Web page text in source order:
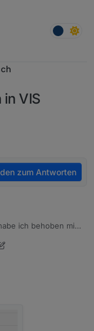
VIS
zum Antworten
ich behoben mit
2
Apr. 2020, 18:27